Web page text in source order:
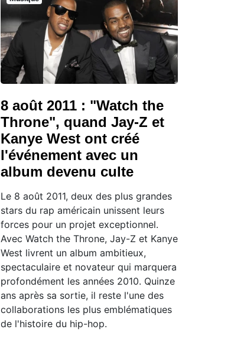
8 août 2011 : "Watch the
Throne", quand Jay-Z et
Kanye West ont créé
l'événement avec un
album devenu culte
Le 8 août 2011, deux des plus grandes
stars du rap américain unissent leurs
forces pour un projet exceptionnel.
Avec Watch the Throne, Jay-Z et Kanye
West livrent un album ambitieux,
spectaculaire et novateur qui marquera
profondément les années 2010. Quinze
ans après sa sortie, il reste l'une des
collaborations les plus emblématiques
de l'histoire du hip-hop.